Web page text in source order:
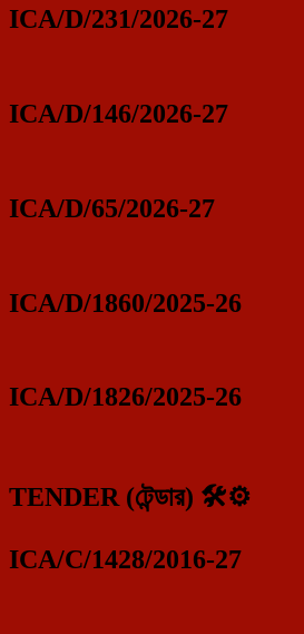
ICA/D/231/2026-27
ICA/D/146/2026-27
ICA/D/65/2026-27
ICA/D/1860/2025-26
ICA/D/1826/2025-26
TENDER (টেন্ডার) 🛠️⚙️
ICA/C/1428/2016-27